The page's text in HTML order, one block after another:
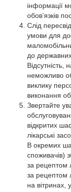
інформації
обов’язків
Слід
умови для
до
неможливо
виклику
виконання
Звертайте
відкритих
лікарські
В окремих
споживачів)
за рецептом
за рецептом
на вітринах,